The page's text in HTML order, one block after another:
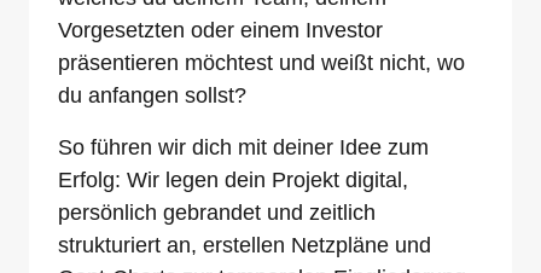
Vorgesetzten oder einem Investor
präsentieren möchtest und weißt nicht, wo
du anfangen sollst?
So führen wir dich mit deiner Idee zum
Erfolg: Wir legen dein Projekt digital,
persönlich gebrandet und zeitlich
strukturiert an, erstellen Netzpläne und